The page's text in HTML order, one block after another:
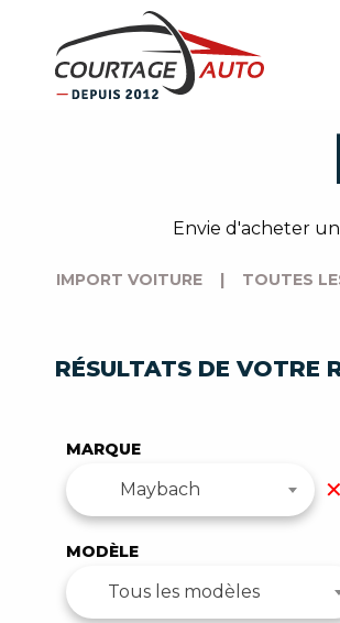
Envie d'acheter
IMPORT VOITURE | TOUTES
RÉSULTATS DE VOTRE
MARQUE
Maybach ✕
MODÈLE
Tous les modèles